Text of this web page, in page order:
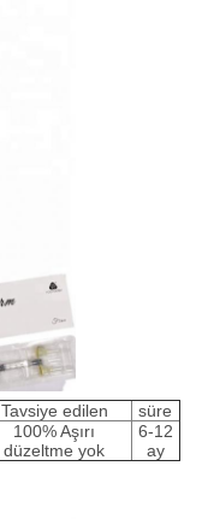
Tavsiye edilen
süre
100% Aşırı
düzeltme yok
6-12
ay